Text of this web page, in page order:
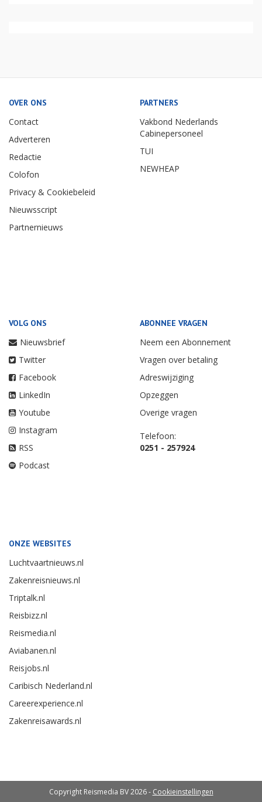
OVER ONS
Contact
Adverteren
Redactie
Colofon
Privacy & Cookiebeleid
Nieuwsscript
Partnernieuws
PARTNERS
Vakbond Nederlands
Cabinepersoneel
TUI
NEWHEAP
VOLG ONS
Nieuwsbrief
Twitter
Facebook
LinkedIn
Youtube
Instagram
RSS
Podcast
ABONNEE VRAGEN
Neem een Abonnement
Vragen over betaling
Adreswijziging
Opzeggen
Overige vragen
Telefoon:
0251 - 257924
ONZE WEBSITES
Luchtvaartnieuws.nl
Zakenreisnieuws.nl
Triptalk.nl
Reisbizz.nl
Reismedia.nl
Aviabanen.nl
Reisjobs.nl
Caribisch Nederland.nl
Careerexperience.nl
Zakenreisawards.nl
Copyright Reismedia BV 2026 - Cookieinstellingen